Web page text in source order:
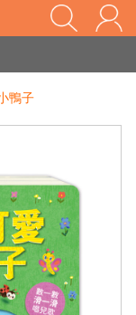
家長樂了!「風車書版集團暨FOOD超人企業總部」目前正興建中!
鴨子